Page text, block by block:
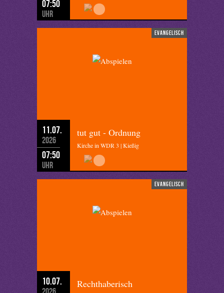
07:50
Uhr
evangelisch
11.07.
2026
07:50
Uhr
tut gut - Ordnung
Kirche in WDR 3 | Kießig
evangelisch
10.07. Rechthaberisch